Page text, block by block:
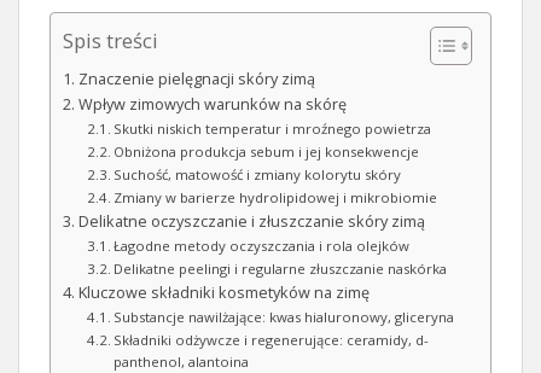
Spis treści
Znaczenie pielęgnacji skóry zimą
Wpływ zimowych warunków na skórę
Skutki niskich temperatur i mroźnego powietrza
Obniżona produkcja sebum i jej konsekwencje
Suchość, matowość i zmiany kolorytu skóry
Zmiany w barierze hydrolipidowej i mikrobiomie
Delikatne oczyszczanie i złuszczanie skóry zimą
Łagodne metody oczyszczania i rola olejków
Delikatne peelingi i regularne złuszczanie naskórka
Kluczowe składniki kosmetyków na zimę
Substancje nawilżające: kwas hialuronowy, gliceryna
Składniki odżywcze i regenerujące: ceramidy, d-
panthenol, alantoina